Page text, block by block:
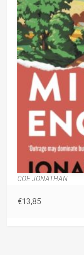
COE JONATHAN
€13,85